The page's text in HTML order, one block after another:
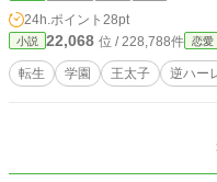
24h.ポイント 28pt
小説 22,068 位 / 228,788件 恋愛
転生 学園 王太子 逆ハー